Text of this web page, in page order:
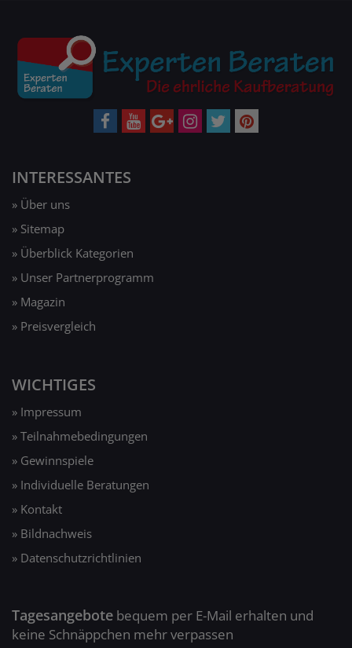
INTERESSANTES
» Über uns
» Sitemap
» Überblick Kategorien
» Unser Partnerprogramm
» Magazin
» Preisvergleich
WICHTIGES
» Impressum
» Teilnahmebedingungen
» Gewinnspiele
» Individuelle Beratungen
» Kontakt
» Bildnachweis
» Datenschutzrichtlinien
Tagesangebote bequem per E-Mail erhalten und
keine Schnäppchen mehr verpassen